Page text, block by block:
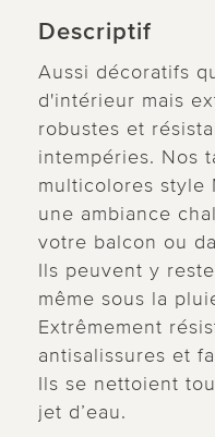
Descriptif
Aussi décoratifs
d'intérieur mais
robustes et
intempéries. Nos
multicolores style
une ambiance
votre balcon ou
Ils peuvent y
même sous la
Extrêmement
antisalissures et
Ils se nettoient
jet d’eau.